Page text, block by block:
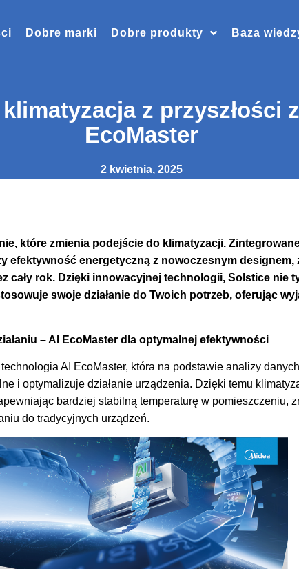
Dobre marki Dobre produkty Baza
z przyszłości
EcoMaster
2 kwietnia, 2025
które zmienia podejście do klimatyzacji.
efektywność energetyczną z nowoczesnym designem,
cały rok. Dzięki innowacyjnej technologii, Solstice nie
swoje działanie do Twoich potrzeb, oferując
– AI EcoMaster dla optymalnej efektywności
AI EcoMaster, która na podstawie analizy
i optymalizuje działanie urządzenia. Dzięki temu
bardziej stabilną temperaturę w pomieszczeniu,
do tradycyjnych urządzeń.